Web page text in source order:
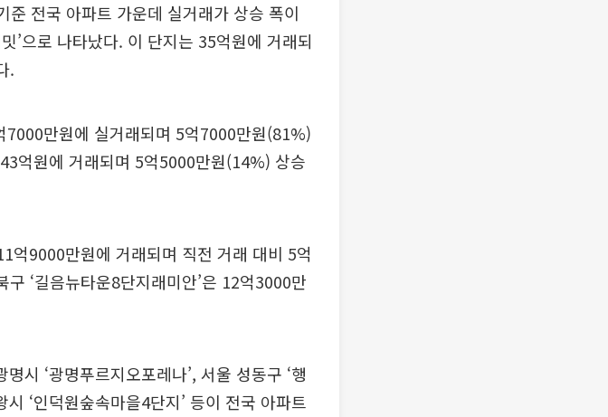
전국 아파트 가운데 실거래가 상승 폭이
’으로 나타났다. 이 단지는 35억원에 거래되
.
7000만원에 실거래되며 5억7000만원(81%)
억원에 거래되며 5억5000만원(14%) 상승
억9000만원에 거래되며 직전 거래 대비 5억
‘길음뉴타운8단지래미안’은 12억3000만
시 ‘광명푸르지오포레나’, 서울 성동구 ‘행
‘인덕원숲속마을4단지’ 등이 전국 아파트